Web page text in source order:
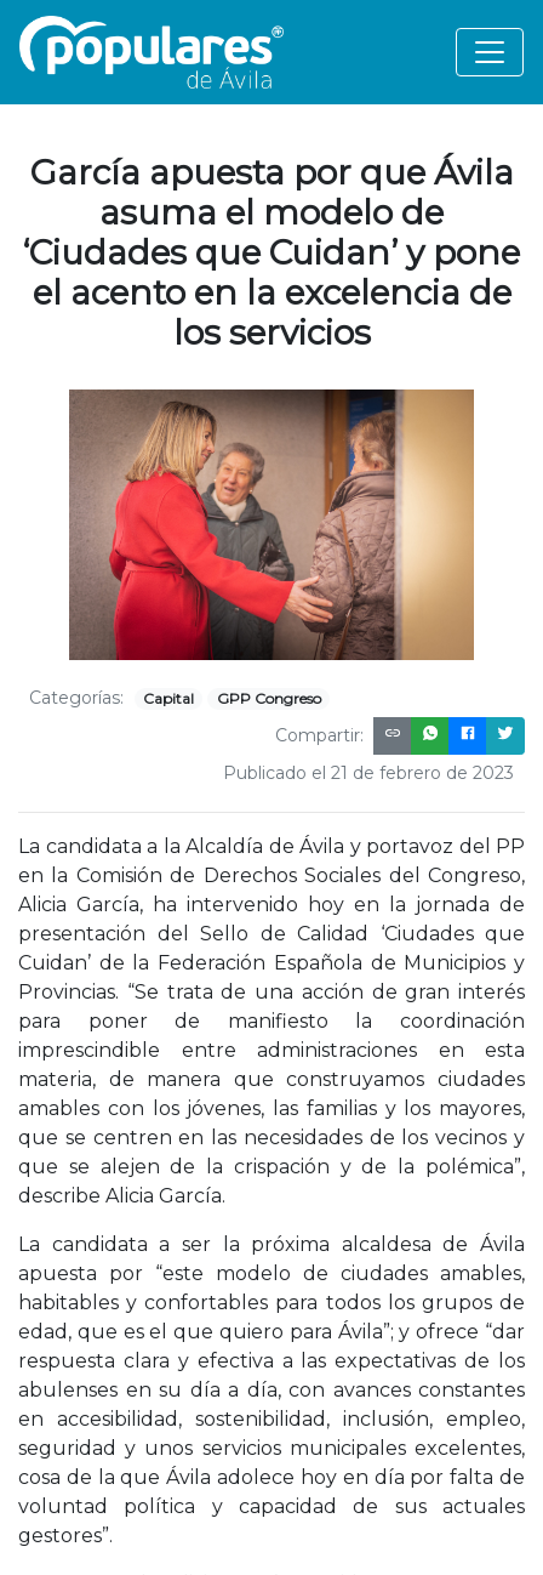
García apuesta por que Ávila
asuma el modelo de
‘Ciudades que Cuidan’ y pone
el acento en la excelencia de
los servicios
Categorías: Capital GPP Congreso
Compartir:
Publicado el 21 de febrero de 2023
La candidata a la Alcaldía de Ávila y portavoz del PP
en la Comisión de Derechos Sociales del Congreso,
Alicia García, ha intervenido hoy en la jornada de
presentación del Sello de Calidad ‘Ciudades que
Cuidan’ de la Federación Española de Municipios y
Provincias. “Se trata de una acción de gran interés
para poner de manifiesto la coordinación
imprescindible entre administraciones en esta
materia, de manera que construyamos ciudades
amables con los jóvenes, las familias y los mayores,
que se centren en las necesidades de los vecinos y
que se alejen de la crispación y de la polémica”,
describe Alicia García.
La candidata a ser la próxima alcaldesa de Ávila
apuesta por “este modelo de ciudades amables,
habitables y confortables para todos los grupos de
edad, que es el que quiero para Ávila”; y ofrece “dar
respuesta clara y efectiva a las expectativas de los
abulenses en su día a día, con avances constantes
en accesibilidad, sostenibilidad, inclusión, empleo,
seguridad y unos servicios municipales excelentes,
cosa de la que Ávila adolece hoy en día por falta de
voluntad política y capacidad de sus actuales
gestores”.